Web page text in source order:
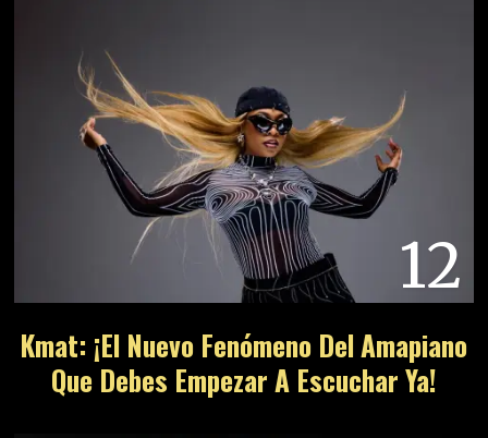
12
Kmat: ¡El Nuevo Fenómeno Del Amapiano
Que Debes Empezar A Escuchar Ya!